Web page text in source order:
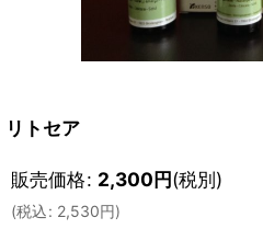
リトセア
販売価格: 2,300円(税別)
(税込: 2,530円)